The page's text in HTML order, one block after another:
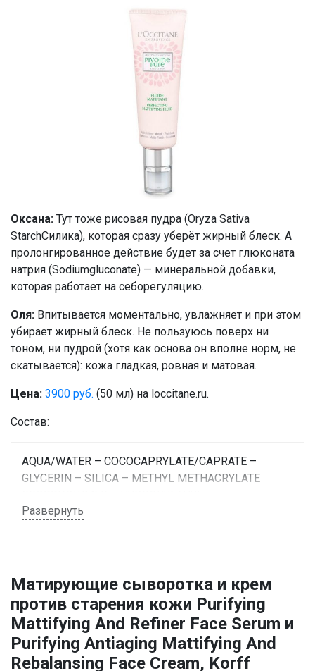
Оксана: Тут тоже рисовая пудра (Oryza Sativa
StarchСилика), которая сразу уберёт жирный блеск. А
пролонгированное действие будет за счет глюконата
натрия (Sodiumgluconate) — минеральной добавки,
которая работает на себорегуляцию.
Оля: Впитывается моментально, увлажняет и при этом
убирает жирный блеск. Не пользуюсь поверх ни
тоном, ни пудрой (хотя как основа он вполне норм, не
скатывается): кожа гладкая, ровная и матовая.
Цена: 3900 руб. (50 мл) на loccitane.ru.
Состав:
AQUA/WATER – COCOCAPRYLATE/CAPRATE –
GLYCERIN – SILICA – METHYL METHACRYLATE
ACRYLATE/SODIUM ACRYLOYLDIMETHYL TAURATE
ORYZA SATIVA (RICE) POWDER – LACTIC ACID –
SODIUM HYDROXIDE – XANTHAN GUM – ZINC PCA –
SODIUM GLUCONATE – SORBITAN ISOSTEARATE –
POLYSORBATE 60 – ARACHIDYL GLUCOSIDE –
CAPRYLYL GLYCOL – 1,2-HEXANEDIOL – ARACHIDYL
ALCOHOL – BEHENYL ALCOHOL –
Развернуть
Матирующие сыворотка и крем
против старения кожи Purifying
Mattifying And Refiner Face Serum и
Purifying Antiaging Mattifying And
Rebalansing Face Cream, Korff